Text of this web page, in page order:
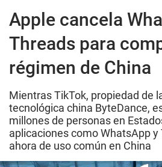
Apple cancela
Threads para
régimen de China
Mientras TikTok, propiedad de
tecnológica china ByteDance,
millones de personas en
aplicaciones como WhatsApp y
ahora de uso común en China